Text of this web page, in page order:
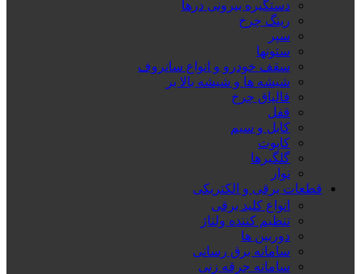
دستگیره بیرونی درها
رینگ چرخ
سپر
ستونها
سقف خودرو و انواع سانروف
شیشه ها و شیشه بالا بر
قالپاق چرخ
قفل
کابل و سیم
کاپوت
گلگیرها
نوار
قطعات برقی و الکتریکی
انواع کلید برقی
تنظیم کننده ولتاژ
دوربین ها
سامانه برق رسانی
سامانه جرقه زنی